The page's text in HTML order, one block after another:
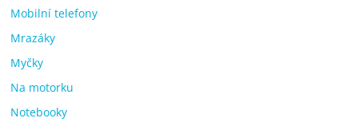
Mobilní telefony
Mrazáky
Myčky
Na motorku
Notebooky